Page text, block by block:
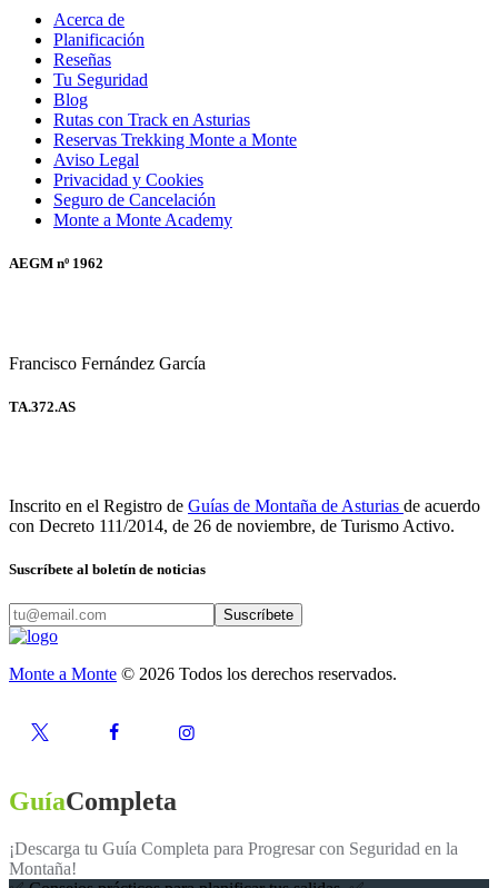
Acerca de
Planificación
Reseñas
Tu Seguridad
Blog
Rutas con Track en Asturias
Reservas Trekking Monte a Monte
Aviso Legal
Privacidad y Cookies
Seguro de Cancelación
Monte a Monte Academy
AEGM nº 1962
Francisco Fernández García
TA.372.AS
Inscrito en el Registro de Guías de Montaña de Asturias de acuerdo
con Decreto 111/2014, de 26 de noviembre, de Turismo Activo.
Suscríbete al boletín de noticias
Suscríbete
Monte a Monte © 2026 Todos los derechos reservados.
GuíaCompleta
¡Descarga tu Guía Completa para Progresar con Seguridad en la
Montaña!